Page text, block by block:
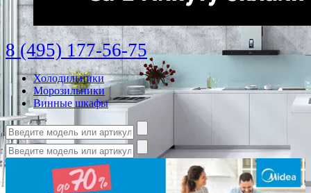
8 (495) 177-56-75
Холодильники
Морозильники
Винные шкафы